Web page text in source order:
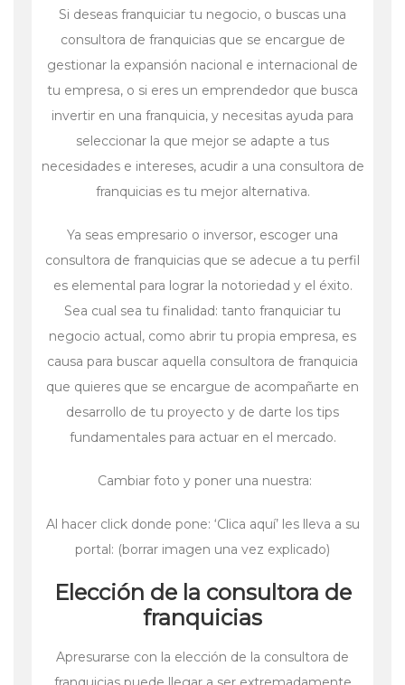
Si deseas franquiciar tu negocio, o buscas una
consultora de franquicias que se encargue de
gestionar la expansión nacional e internacional de
tu empresa, o si eres un emprendedor que busca
invertir en una franquicia, y necesitas ayuda para
seleccionar la que mejor se adapte a tus
necesidades e intereses, acudir a una consultora de
franquicias es tu mejor alternativa.
Ya seas empresario o inversor, escoger una
consultora de franquicias que se adecue a tu perfil
es elemental para lograr la notoriedad y el éxito.
Sea cual sea tu finalidad: tanto franquiciar tu
negocio actual, como abrir tu propia empresa, es
causa para buscar aquella consultora de franquicia
que quieres que se encargue de acompañarte en
desarrollo de tu proyecto y de darte los tips
fundamentales para actuar en el mercado.
Cambiar foto y poner una nuestra:
Al hacer click donde pone: ‘Clica aquí’ les lleva a su
portal: (borrar imagen una vez explicado)
Elección de la consultora de
franquicias
Apresurarse con la elección de la consultora de